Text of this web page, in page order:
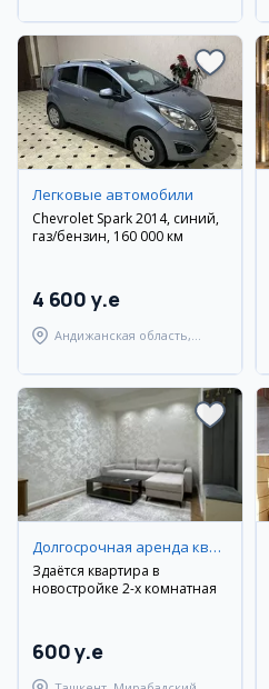
Легковые автомобили
Chevrolet Spark 2014, синий,
газ/бензин, 160 000 км
4 600 y.e
Андижанская область,
Долгосрочная аренда квартир
Здаётся квартира в
новостройке 2-х комнатная
600 y.e